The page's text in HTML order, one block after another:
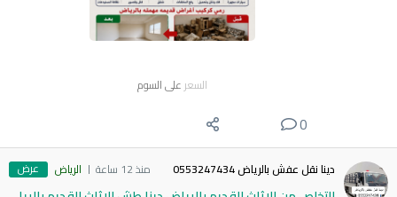
السعر على السوم
0
دينا نقل عفش بالرياض 0553247434 منذ 12 ساعة الرياض عرض